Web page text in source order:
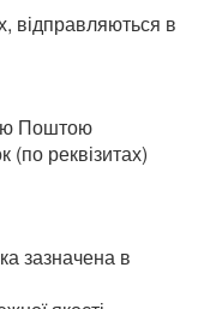
відправляються в
Поштою
(по реквізитах)
зазначена в